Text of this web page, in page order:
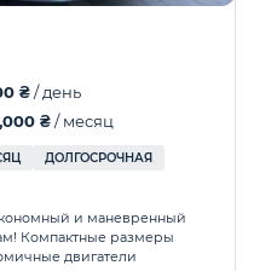
₴/ день
₴/ месяц
ДОЛГОСРОЧНАЯ
и маневренный
Компактные размеры
двигатели